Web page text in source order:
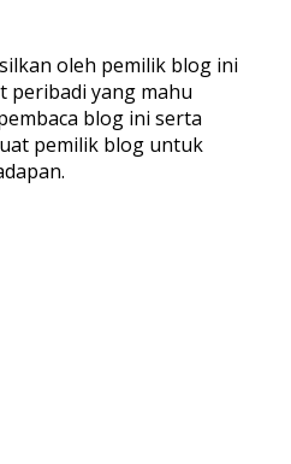
oleh pemilik blog ini
peribadi yang mahu
blog ini serta
pemilik blog untuk